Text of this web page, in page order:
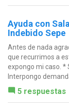
Ayuda con
Indebido Sepe
Antes de nada
que recurrimos a
expongo mi caso. *
Interpongo
5 respuestas